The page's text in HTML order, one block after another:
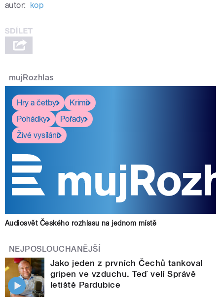
autor: kop
mujRozhlas
Hry a četby
Krimi
Pohádky
Pořady
Živé vysílání
Audiosvět Českého rozhlasu na jednom místě
NEJPOSLOUCHANĚJŠÍ
Jako jeden z prvních Čechů tankoval
gripen ve vzduchu. Teď velí Správě
letiště Pardubice